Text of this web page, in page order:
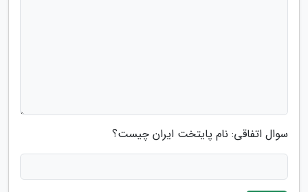
سوال اتفاقی: نام پایتخت ایران چیست؟